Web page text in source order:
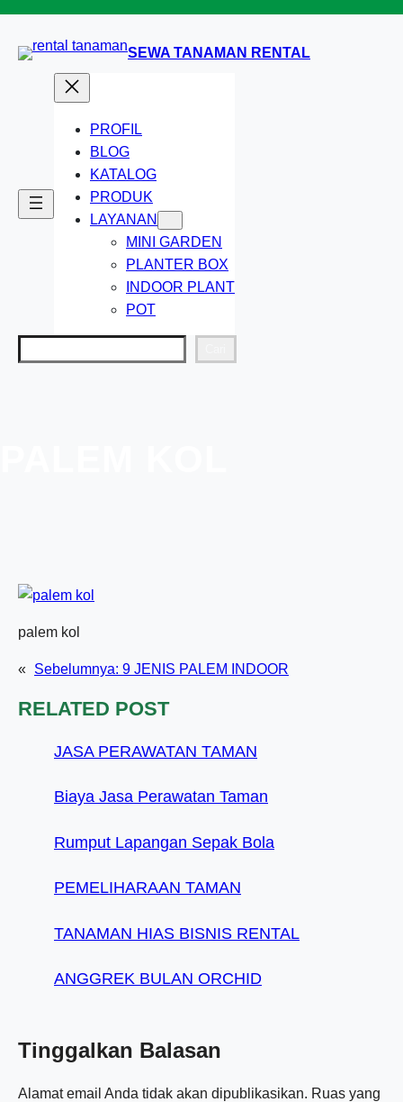
konten
SEWA TANAMAN RENTAL
PROFIL
BLOG
KATALOG
PRODUK
LAYANAN
MINI GARDEN
PLANTER BOX
INDOOR PLANT
POT
palem kol
« Sebelumnya: 9 JENIS PALEM INDOOR
RELATED POST
JASA PERAWATAN TAMAN
Biaya Jasa Perawatan Taman
Rumput Lapangan Sepak Bola
PEMELIHARAAN TAMAN
TANAMAN HIAS BISNIS RENTAL
ANGGREK BULAN ORCHID
Tinggalkan Balasan
Alamat email Anda tidak akan dipublikasikan. Ruas yang